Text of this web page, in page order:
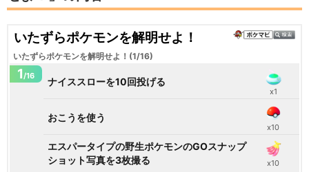
いたずらポケモンを解明せよ！
いたずらポケモンを解明せよ！(1/16)
1/16 ナイススローを10回投げる
x1
おこうを使う
x10
エスパータイプの野生ポケモンのGOスナップ
ショット写真を3枚撮る
x10